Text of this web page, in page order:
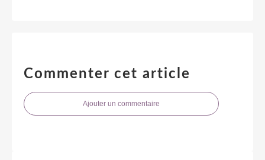
Commenter cet article
Ajouter un commentaire